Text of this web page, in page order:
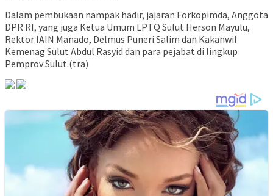
Dalam pembukaan nampak hadir, jajaran Forkopimda, Anggota
DPR RI, yang juga Ketua Umum LPTQ Sulut Herson Mayulu,
Rektor IAIN Manado, Delmus Puneri Salim dan Kakanwil
Kemenag Sulut Abdul Rasyid dan para pejabat di lingkup
Pemprov Sulut.(tra)